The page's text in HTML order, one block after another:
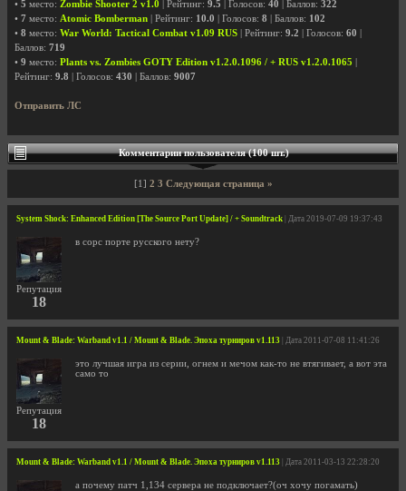
• 5 место: Zombie Shooter 2 v1.0 | Рейтинг: 9.5 | Голосов: 40 | Баллов: 322
• 7 место: Atomic Bomberman | Рейтинг: 10.0 | Голосов: 8 | Баллов: 102
• 8 место: War World: Tactical Combat v1.09 RUS | Рейтинг: 9.2 | Голосов: 60
Баллов: 719
• 9 место: Plants vs. Zombies GOTY Edition v1.2.0.1096 / + RUS v1.2.0.1065
Рейтинг: 9.8 | Голосов: 430 | Баллов: 9007
Отправить ЛС
Комментарии пользователя (100 шт.)
[1] 2 3 Следующая страница »
System Shock: Enhanced Edition [The Source Port Update] / + Soundtrack | Дата 2019-07-09 19:37:43
Репутация
18
в сорс порте русского нету?
Mount & Blade: Warband v1.1 / Mount & Blade. Эпоха турниров v1.113 | Дата 2011-07-08 11:41:26
Репутация
18
это лучшая игра из серии, огнем и мечом как-то не втягивает, а вот эта
само то
Mount & Blade: Warband v1.1 / Mount & Blade. Эпоха турниров v1.113 | Дата 2011-03-13 22:28:20
а почему патч 1,134 сервера не подключает?(оч хочу погамать)